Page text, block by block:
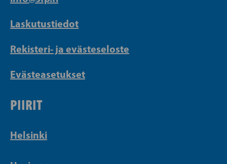
Laskutustiedot
Rekisteri- ja evästeseloste
Evästeasetukset
PIIRIT
Helsinki